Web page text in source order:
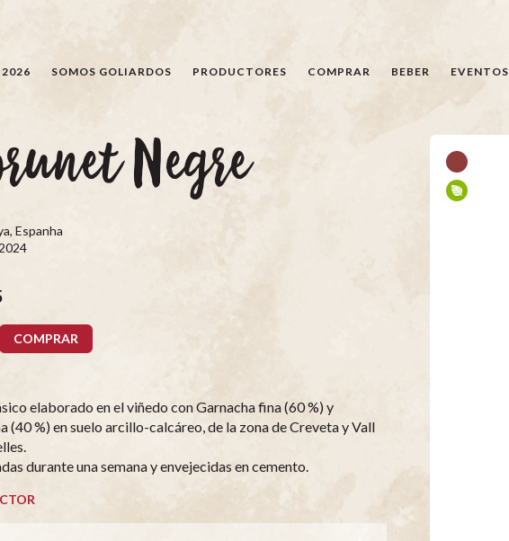
SOMOS GOLIARDOS PRODUCTORES COMPRAR BEBER EVENTOS
Negre
Espanha
COMPRAR
elaborado en el viñedo con Garnacha fina (60 %) y
(40 %) en suelo arcillo-calcáreo, de la zona de Creveta y Vall
durante una semana y envejecidas en cemento.